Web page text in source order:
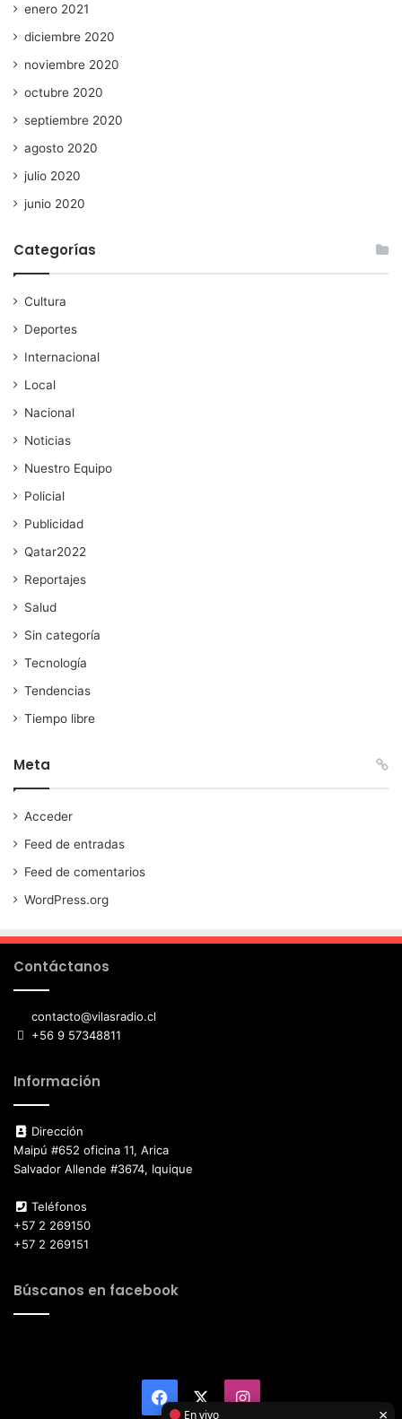
enero 2021
diciembre 2020
noviembre 2020
octubre 2020
septiembre 2020
agosto 2020
julio 2020
junio 2020
Categorías
Cultura
Deportes
Internacional
Local
Nacional
Noticias
Nuestro Equipo
Policial
Publicidad
Qatar2022
Reportajes
Salud
Sin categoría
Tecnología
Tendencias
Tiempo libre
Meta
Acceder
Feed de entradas
Feed de comentarios
WordPress.org
Contáctanos
contacto@vilasradio.cl
+56 9 57348811
Información
Dirección
Maipú #652 oficina 11, Arica
Salvador Allende #3674, Iquique
Teléfonos
+57 2 269150
+57 2 269151
Búscanos en facebook
Facebook Instagram
En vivo